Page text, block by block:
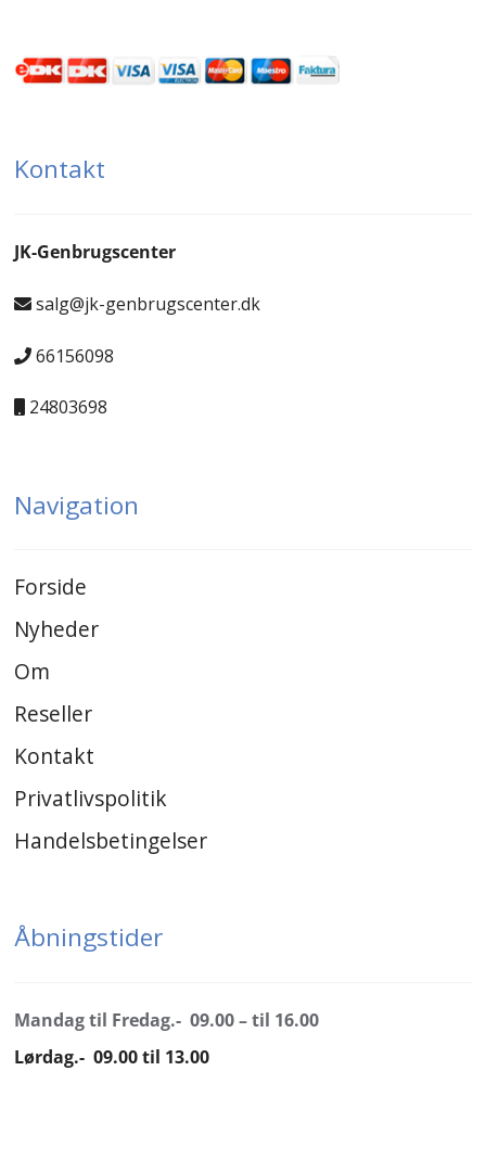
Kontakt
JK-Genbrugscenter
salg@jk-genbrugscenter.dk
66156098
24803698
Navigation
Forside
Nyheder
Om
Reseller
Kontakt
Privatlivspolitik
Handelsbetingelser
Åbningstider
Mandag til Fredag.- 09.00 – til 16.00
Lørdag.- 09.00 til 13.00